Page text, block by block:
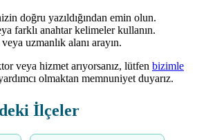
doğru yazıldığından emin olun.
farklı anahtar kelimeler kullanın.
uzmanlık alanı arayın.
veya hizmet arıyorsanız, lütfen bizimle
olmaktan memnuniyet duyarız.
İlçeler